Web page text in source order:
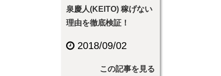
泉慶人(KEITO) 稼げない
理由を徹底検証！
2018/09/02
この記事を見る